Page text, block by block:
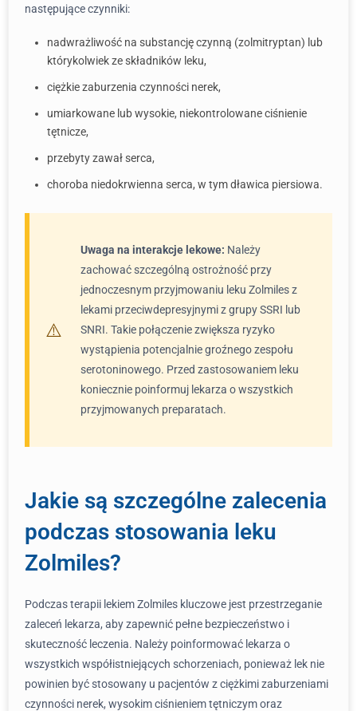
następujące czynniki:
nadwrażliwość na substancję czynną (zolmitryptan) lub
którykolwiek ze składników leku,
ciężkie zaburzenia czynności nerek,
umiarkowane lub wysokie, niekontrolowane ciśnienie
tętnicze,
przebyty zawał serca,
choroba niedokrwienna serca, w tym dławica piersiowa.
Uwaga na interakcje lekowe: Należy
zachować szczególną ostrożność przy
jednoczesnym przyjmowaniu leku Zolmiles z
lekami przeciwdepresyjnymi z grupy SSRI lub
SNRI. Takie połączenie zwiększa ryzyko
wystąpienia potencjalnie groźnego zespołu
serotoninowego. Przed zastosowaniem leku
koniecznie poinformuj lekarza o wszystkich
przyjmowanych preparatach.
Jakie są szczególne zalecenia
podczas stosowania leku
Zolmiles?
Podczas terapii lekiem Zolmiles kluczowe jest przestrzeganie
zaleceń lekarza, aby zapewnić pełne bezpieczeństwo i
skuteczność leczenia. Należy poinformować lekarza o
wszystkich współistniejących schorzeniach, ponieważ lek nie
powinien być stosowany u pacjentów z ciężkimi zaburzeniami
czynności nerek, wysokim ciśnieniem tętniczym oraz